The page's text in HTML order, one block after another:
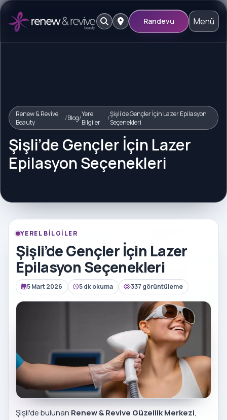
Randevu Menü
Renew & Revive
Beauty
/Blog/Yerel
Bilgiler
/Şişli’de Gençler İçin Lazer Epilasyon
Seçenekleri
Şişli’de Gençler İçin Lazer
Epilasyon Seçenekleri
YEREL BILGILER
Şişli’de Gençler İçin Lazer
Epilasyon Seçenekleri
5 Mart 2026 5 dk okuma 337 görüntüleme
Şişli'de bulunan Renew & Revive Güzellik Merkezi,